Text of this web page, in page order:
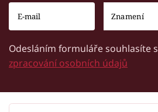
Odesláním formuláře souhlasíte s
zpracování osobních údajů